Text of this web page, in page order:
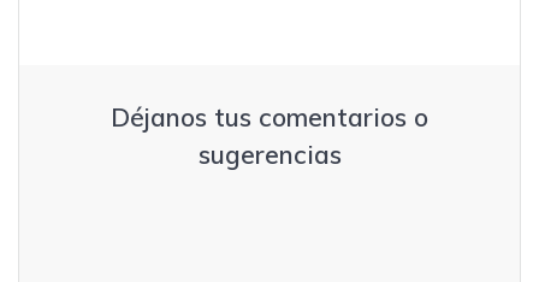
Déjanos tus comentarios o
sugerencias